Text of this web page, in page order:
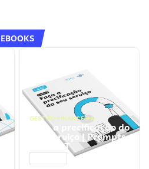
EBOOKS
GESTÃO FINANCEIRA
Faça a precificação do
seu serviço | Prompts
ChatGPT